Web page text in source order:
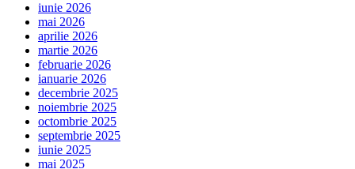
iunie 2026
mai 2026
aprilie 2026
martie 2026
februarie 2026
ianuarie 2026
decembrie 2025
noiembrie 2025
octombrie 2025
septembrie 2025
iunie 2025
mai 2025